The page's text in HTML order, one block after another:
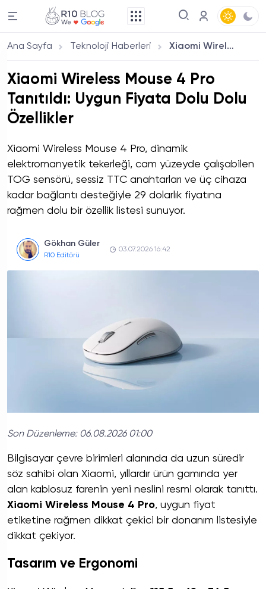
Ana Sayfa Teknoloji Haberleri Xiaomi Wireless Mouse 4 Pro Tanıtıldı: Uygun Fiyata Dolu Dolu Özellikler
Xiaomi Wireless Mouse 4 Pro
Tanıtıldı: Uygun Fiyata Dolu Dolu
Özellikler
Xiaomi Wireless Mouse 4 Pro, dinamik
elektromanyetik tekerleği, cam yüzeyde çalışabilen
TOG sensörü, sessiz TTC anahtarları ve üç cihaza
kadar bağlantı desteğiyle 29 dolarlık fiyatına
rağmen dolu bir özellik listesi sunuyor.
Gökhan Güler
R10 Editörü
03.07.2026 16:42
Son Düzenleme: 06.08.2026 01:00
Bilgisayar çevre birimleri alanında da uzun süredir
söz sahibi olan Xiaomi, yıllardır ürün gamında yer
alan kablosuz farenin yeni neslini resmi olarak tanıttı.
Xiaomi Wireless Mouse 4 Pro, uygun fiyat
etiketine rağmen dikkat çekici bir donanım listesiyle
dikkat çekiyor.
Tasarım ve Ergonomi